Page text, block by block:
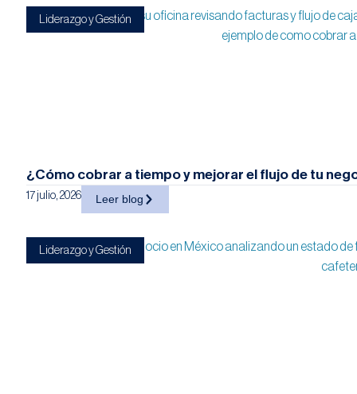
Liderazgo y Gestión
¿Cómo cobrar a tiempo y mejorar el flujo de tu
17 julio, 2026 Leer blog
Liderazgo y Gestión